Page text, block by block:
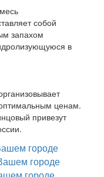
собой
запахом
в
ценам.
привезут